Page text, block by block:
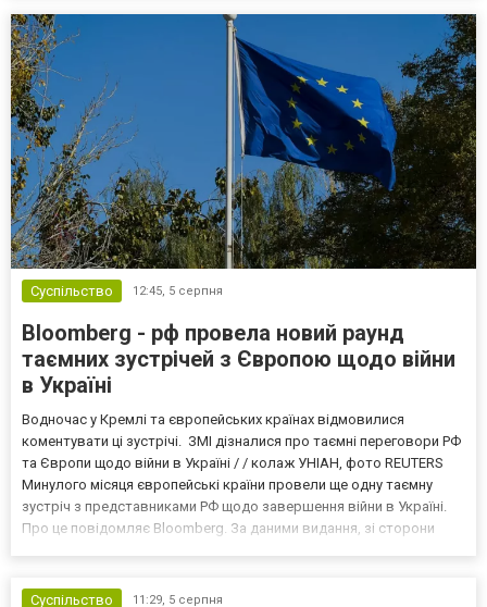
Суспільство 12:45, 5 серпня
Bloomberg - рф провела новий раунд
таємних зустрічей з Європою щодо війни
в Україні
Водночас у Кремлі та європейських країнах відмовилися
коментувати ці зустрічі. ЗМІ дізналися про таємні переговори РФ
та Європи щодо війни в Україні / / колаж УНІАН, фото REUTERS
Минулого місяця європейські країни провели ще одну таємну
зустріч з представниками РФ щодо завершення війни в Україні.
Про це повідомляє Bloomberg. За даними видання, зі сторони
Суспільство
11:29, 5 серпня